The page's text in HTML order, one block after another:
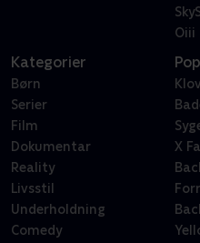
Oiii
Kategorier
Børn
Serier
Film
Dokumentar
Reality
Livsstil
Underholdning
Comedy
X